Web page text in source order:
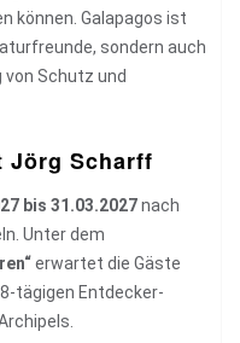
können. Galapagos ist
sondern auch
von Schutz und
Jörg Scharff
bis 31.03.2027nach
Unter dem
erwartet die Gäste
tägigen Entdecker-